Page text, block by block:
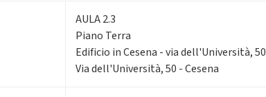
AULA 2.3
Piano Terra
Edificio in Cesena - via dell'Università, 50
Via dell'Università, 50 - Cesena